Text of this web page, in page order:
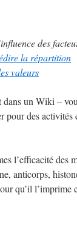
des
la répartition
valeurs
un Wiki –
pour des activités
l’efficacité des
anticorps,
qu’il l’imprime